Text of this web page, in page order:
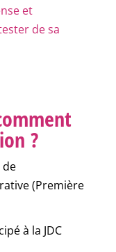
et
de sa
?
de
(Première
à la JDC